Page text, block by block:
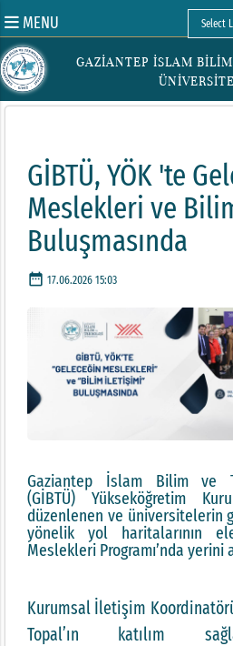
MENU
Powered
GAZİANTEP İSLAM
GİBTÜ, YÖK 'te
Meslekleri ve
Buluşmasında
date_range 17.06.2026 15:03
Gaziantep İslam Bilim ve Teknoloji Üniversitesi
(GİBTÜ) Yükseköğretim
düzenlenen ve üniversitelerin
yönelik yol haritalarının ele
Meslekleri Programı’nda yerini
Kurumsal İletişim
Topal’ın katılım